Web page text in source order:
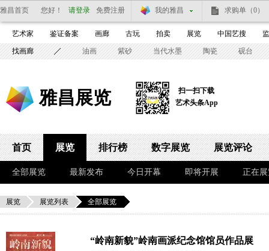
雅昌首页 您好！ 请登录 免费注册 我的雅昌 求购单 （0）
艺术家 鉴证备案 画廊 古玩 拍卖 展览 中国艺搜
找画廊 油画 紫砂 当代水墨 陶瓷 砚台
雅昌展览
扫一扫下载
艺术头条App
首页 展览 排行榜 数字展览 展览评论
全部展览 最新发布 今日开幕 即将开展 正在
展览 展览列表 全部展览
“岭南新貌”岭南画派纪念馆馆员作品展